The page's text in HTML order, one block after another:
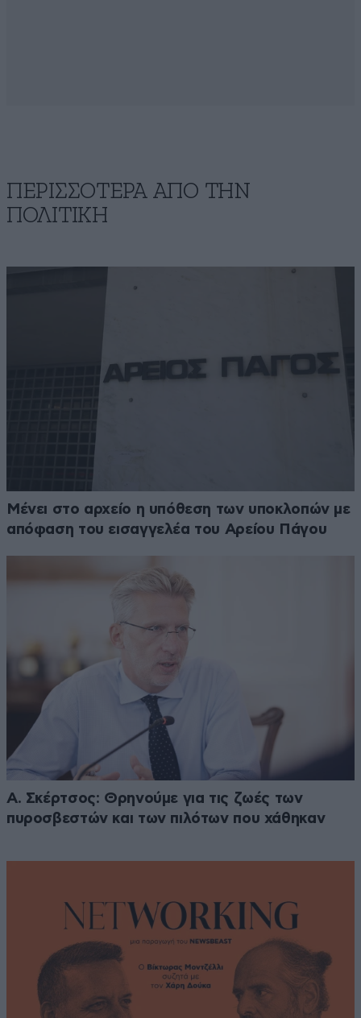
ΠΕΡΙΣΣΟΤΕΡΑ ΑΠΟ ΤΗΝ
ΠΟΛΙΤΙΚΗ
Μένει στο αρχείο η υπόθεση των υποκλοπών με
απόφαση του εισαγγελέα του Αρείου Πάγου
Α. Σκέρτσος: Θρηνούμε για τις ζωές των
πυροσβεστών και των πιλότων που χάθηκαν